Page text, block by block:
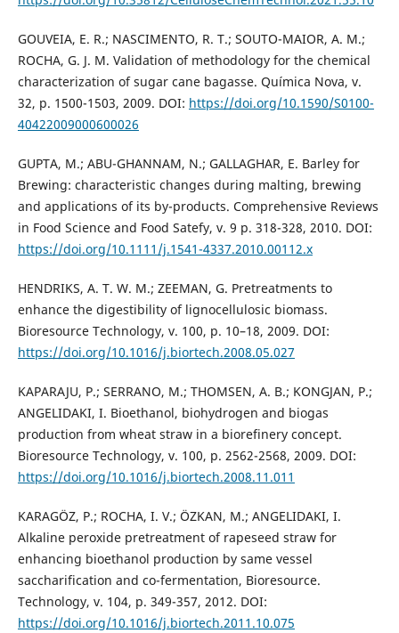
GOUVEIA, E. R.; NASCIMENTO, R. T.; SOUTO-MAIOR, A. M.;
ROCHA, G. J. M. Validation of methodology for the chemical
characterization of sugar cane bagasse. Química Nova, v.
32, p. 1500-1503, 2009. DOI: https://doi.org/10.1590/S0100-
40422009000600026
GUPTA, M.; ABU-GHANNAM, N.; GALLAGHAR, E. Barley for
Brewing: characteristic changes during malting, brewing
and applications of its by-products. Comprehensive Reviews
in Food Science and Food Satefy, v. 9 p. 318-328, 2010. DOI:
https://doi.org/10.1111/j.1541-4337.2010.00112.x
HENDRIKS, A. T. W. M.; ZEEMAN, G. Pretreatments to
enhance the digestibility of lignocellulosic biomass.
Bioresource Technology, v. 100, p. 10–18, 2009. DOI:
https://doi.org/10.1016/j.biortech.2008.05.027
KAPARAJU, P.; SERRANO, M.; THOMSEN, A. B.; KONGJAN, P.;
ANGELIDAKI, I. Bioethanol, biohydrogen and biogas
production from wheat straw in a biorefinery concept.
Bioresource Technology, v. 100, p. 2562-2568, 2009. DOI:
https://doi.org/10.1016/j.biortech.2008.11.011
KARAGÖZ, P.; ROCHA, I. V.; ÖZKAN, M.; ANGELIDAKI, I.
Alkaline peroxide pretreatment of rapeseed straw for
enhancing bioethanol production by same vessel
saccharification and co-fermentation, Bioresource.
Technology, v. 104, p. 349-357, 2012. DOI:
https://doi.org/10.1016/j.biortech.2011.10.075